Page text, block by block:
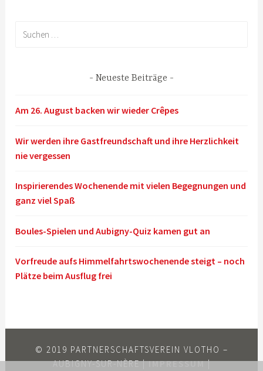
Neueste Beiträge
Am 26. August backen wir wieder Crêpes
Wir werden ihre Gastfreundschaft und ihre Herzlichkeit
nie vergessen
Inspirierendes Wochenende mit vielen Begegnungen und
ganz viel Spaß
Boules-Spielen und Aubigny-Quiz kamen gut an
Vorfreude aufs Himmelfahrtswochenende steigt – noch
Plätze beim Ausflug frei
© 2019 PARTNERSCHAFTSVEREIN VLOTHO –
AUBIGNY-SUR-NÈRE |IMPRESSUM|